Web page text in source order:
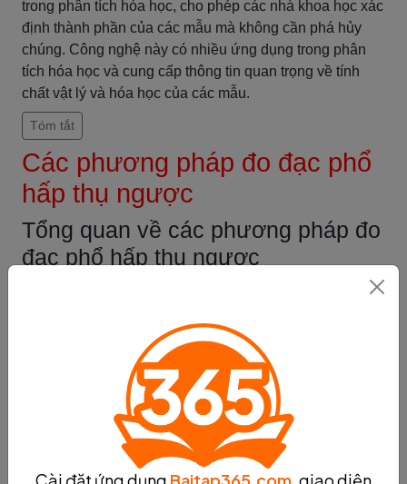
trong phân tích hóa học, cho phép các nhà khoa học xác
định thành phần của các mẫu mà không cần phá hủy
chúng. Công nghệ này có nhiều ứng dụng trong phân
tích hóa học và cung cấp thông tin quan trọng về tính
chất vật lý và hóa học của các mẫu.
Tóm tắt
Các phương pháp đo đạc phổ
hấp thụ ngược
Tổng quan về các phương pháp đo
đạc phổ hấp thụ ngược
Các phương pháp đo đạc phổ hấp thụ ngược là các kỹ
chất vật lý và hóa học của các chất bằng cách sử dụng
phổ hấp thụ ngược. Các phương pháp này bao gồm
phổ hấp thụ ngược phát xạ, phổ hấp thụ ngược hấp thụ
và phổ hấp thụ ngược từ tính.
Phổ hấp thụ ngược phát xạ là một phương pháp đo đạc
phổ hấp thụ ngược được sử dụng rộng rãi trong khoa
học và công nghệ. Phương pháp này sử dụng tia X